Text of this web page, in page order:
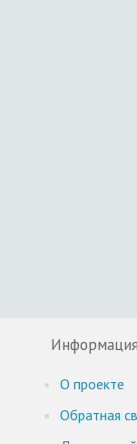
О проекте
Обратная